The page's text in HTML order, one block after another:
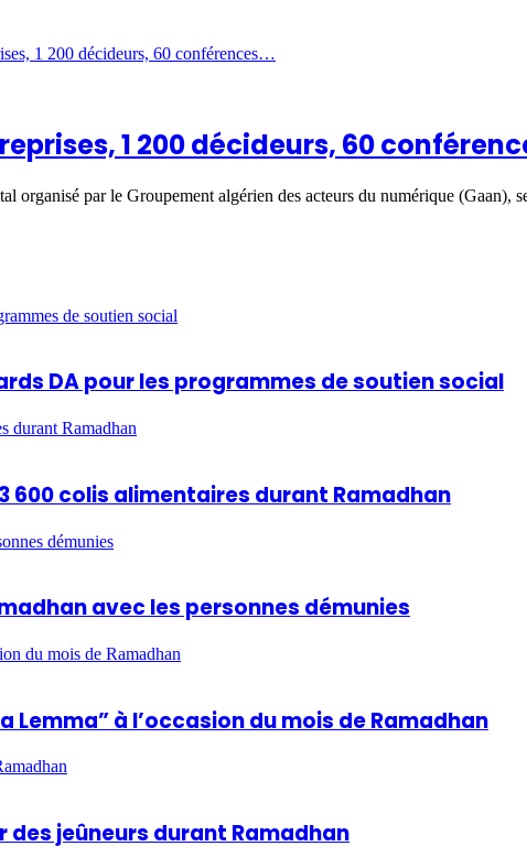
1 200 décideurs, 60
par le Groupement algérien des acteurs du numérique (Gaan),
de soutien social
DA pour les programmes de soutien social
durant Ramadhan
600 colis alimentaires durant Ramadhan
démunies
avec les personnes démunies
du mois de Ramadhan
Lemma” à l’occasion du mois de Ramadhan
des jeûneurs durant Ramadhan